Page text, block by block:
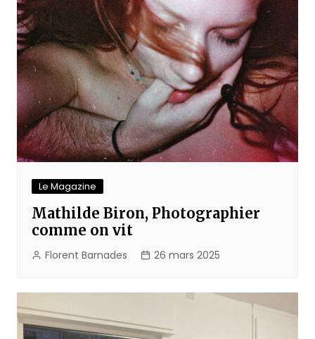
Le Magazine
Mathilde Biron, Photographier
comme on vit
Florent Barnades 26 mars 2025